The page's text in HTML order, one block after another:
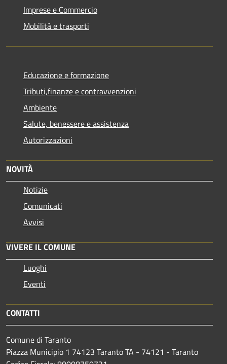
Imprese e Commercio
Mobilità e trasporti
Educazione e formazione
Tributi,finanze e contravvenzioni
Ambiente
Salute, benessere e assistenza
Autorizzazioni
NOVITÀ
Notizie
Comunicati
Avvisi
VIVERE IL COMUNE
Luoghi
Eventi
CONTATTI
Comune di Taranto
Piazza Municipio 1 74123 Taranto TA - 74121 - Taranto